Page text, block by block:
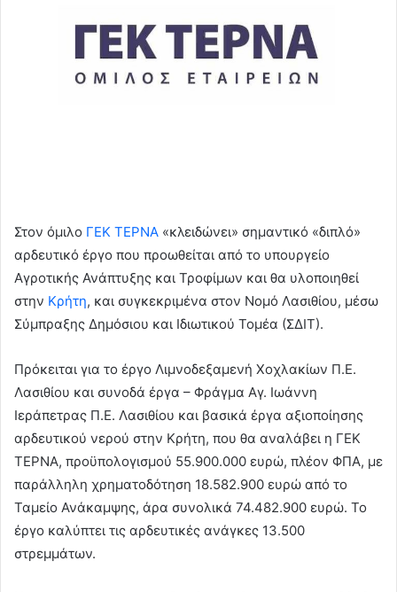
Στον όμιλο ΓΕΚ ΤΕΡΝΑ «κλειδώνει» σημαντικό «διπλό»
αρδευτικό έργο που προωθείται από το υπουργείο
Αγροτικής Ανάπτυξης και Τροφίμων και θα υλοποιηθεί
στην Κρήτη, και συγκεκριμένα στον Νομό Λασιθίου, μέσω
Σύμπραξης Δημόσιου και Ιδιωτικού Τομέα (ΣΔΙΤ).
Πρόκειται για το έργο Λιμνοδεξαμενή Χοχλακίων Π.Ε.
Λασιθίου και συνοδά έργα – Φράγμα Αγ. Ιωάννη
Ιεράπετρας Π.Ε. Λασιθίου και βασικά έργα αξιοποίησης
αρδευτικού νερού στην Κρήτη, που θα αναλάβει η ΓΕΚ
ΤΕΡΝΑ, προϋπολογισμού 55.900.000 ευρώ, πλέον ΦΠΑ, με
παράλληλη χρηματοδότηση 18.582.900 ευρώ από το
Ταμείο Ανάκαμψης, άρα συνολικά 74.482.900 ευρώ. Το
έργο καλύπτει τις αρδευτικές ανάγκες 13.500
στρεμμάτων.